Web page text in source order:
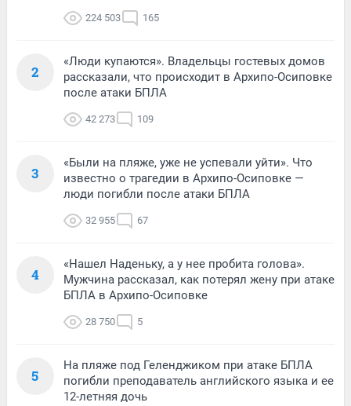
224 503 165
2
«Люди купаются». Владельцы гостевых домов
рассказали, что происходит в Архипо-Осиповке
после атаки БПЛА
42 273 109
3
«Были на пляже, уже не успевали уйти». Что
известно о трагедии в Архипо-Осиповке —
люди погибли после атаки БПЛА
32 955 67
4
«Нашел Наденьку, а у нее пробита голова».
Мужчина рассказал, как потерял жену при атаке
БПЛА в Архипо-Осиповке
28 750 5
5
На пляже под Геленджиком при атаке БПЛА
погибли преподаватель английского языка и ее
12-летняя дочь